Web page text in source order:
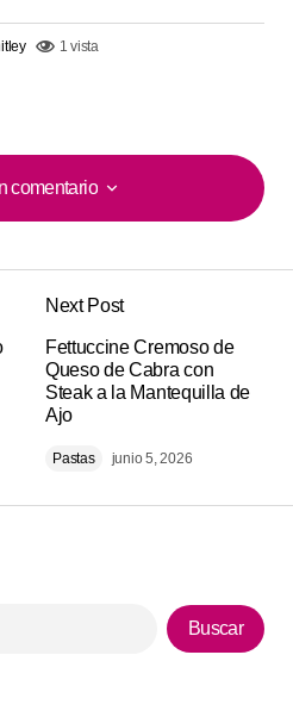
1 vista
comentario
comentario
obligatorios están
Next Post
Fettuccine Cremoso de
Queso de Cabra con
Steak a la Mantequilla de
Ajo
Pastas junio 5, 2026
Buscar